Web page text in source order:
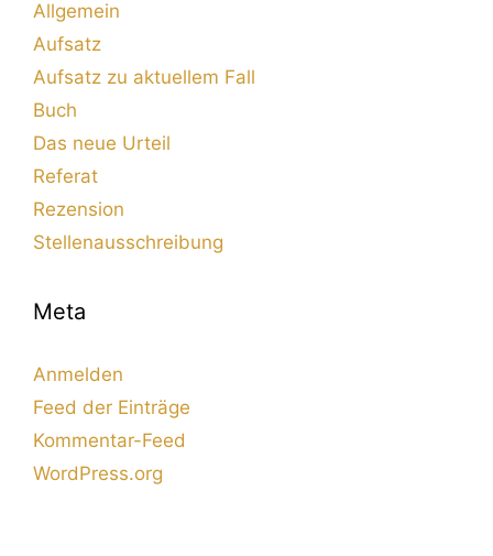
Allgemein
Aufsatz
Aufsatz zu aktuellem Fall
Buch
Das neue Urteil
Referat
Rezension
Stellenausschreibung
Meta
Anmelden
Feed der Einträge
Kommentar-Feed
WordPress.org